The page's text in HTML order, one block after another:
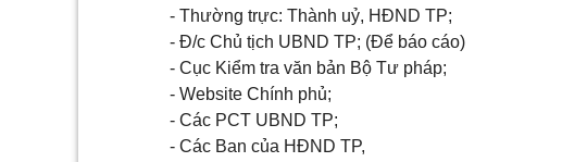
- Thường trực: Thành uỷ, HĐND TP;
-Đ/c Chủ tịch UBND TP; (Để báo cáo)
-Cục Kiểm tra văn bản Bộ Tư pháp;
-Website Chính phủ;
-Các PCT UBND TP;
-Các Ban của HĐND TP,